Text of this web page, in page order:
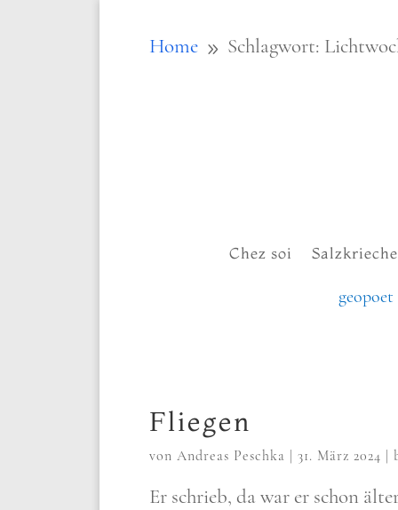
Home 9 Schlagwort:
Chez soi
Fliegen
von Andreas Peschka | 31. März 2024 |
Er schrieb, da war er schon